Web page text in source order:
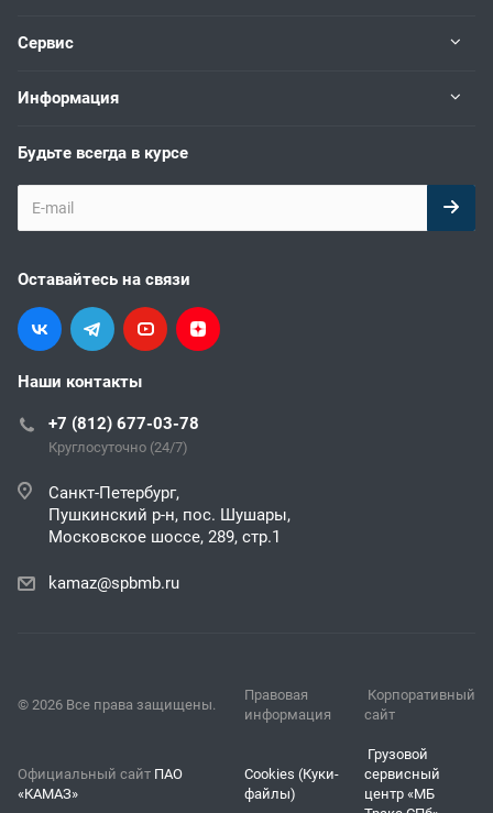
Сервис
Информация
Будьте всегда в курсе
Оставайтесь на связи
Наши контакты
+7 (812) 677-03-78
Круглосуточно (24/7)
Санкт-Петербург,
Пушкинский р-н, пос. Шушары,
Московское шоссе, 289, стр.1
kamaz@spbmb.ru
© 2026 Все права защищены.
Правовая
информация
Корпоративный
сайт
Официальный сайт ПАО
«КАМАЗ»
Cookies (Куки-
файлы)
Грузовой
сервисный
центр «МБ